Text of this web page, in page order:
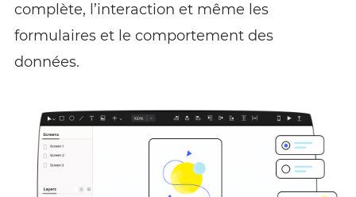
complète, l’interaction et même les
formulaires et le comportement des
données.